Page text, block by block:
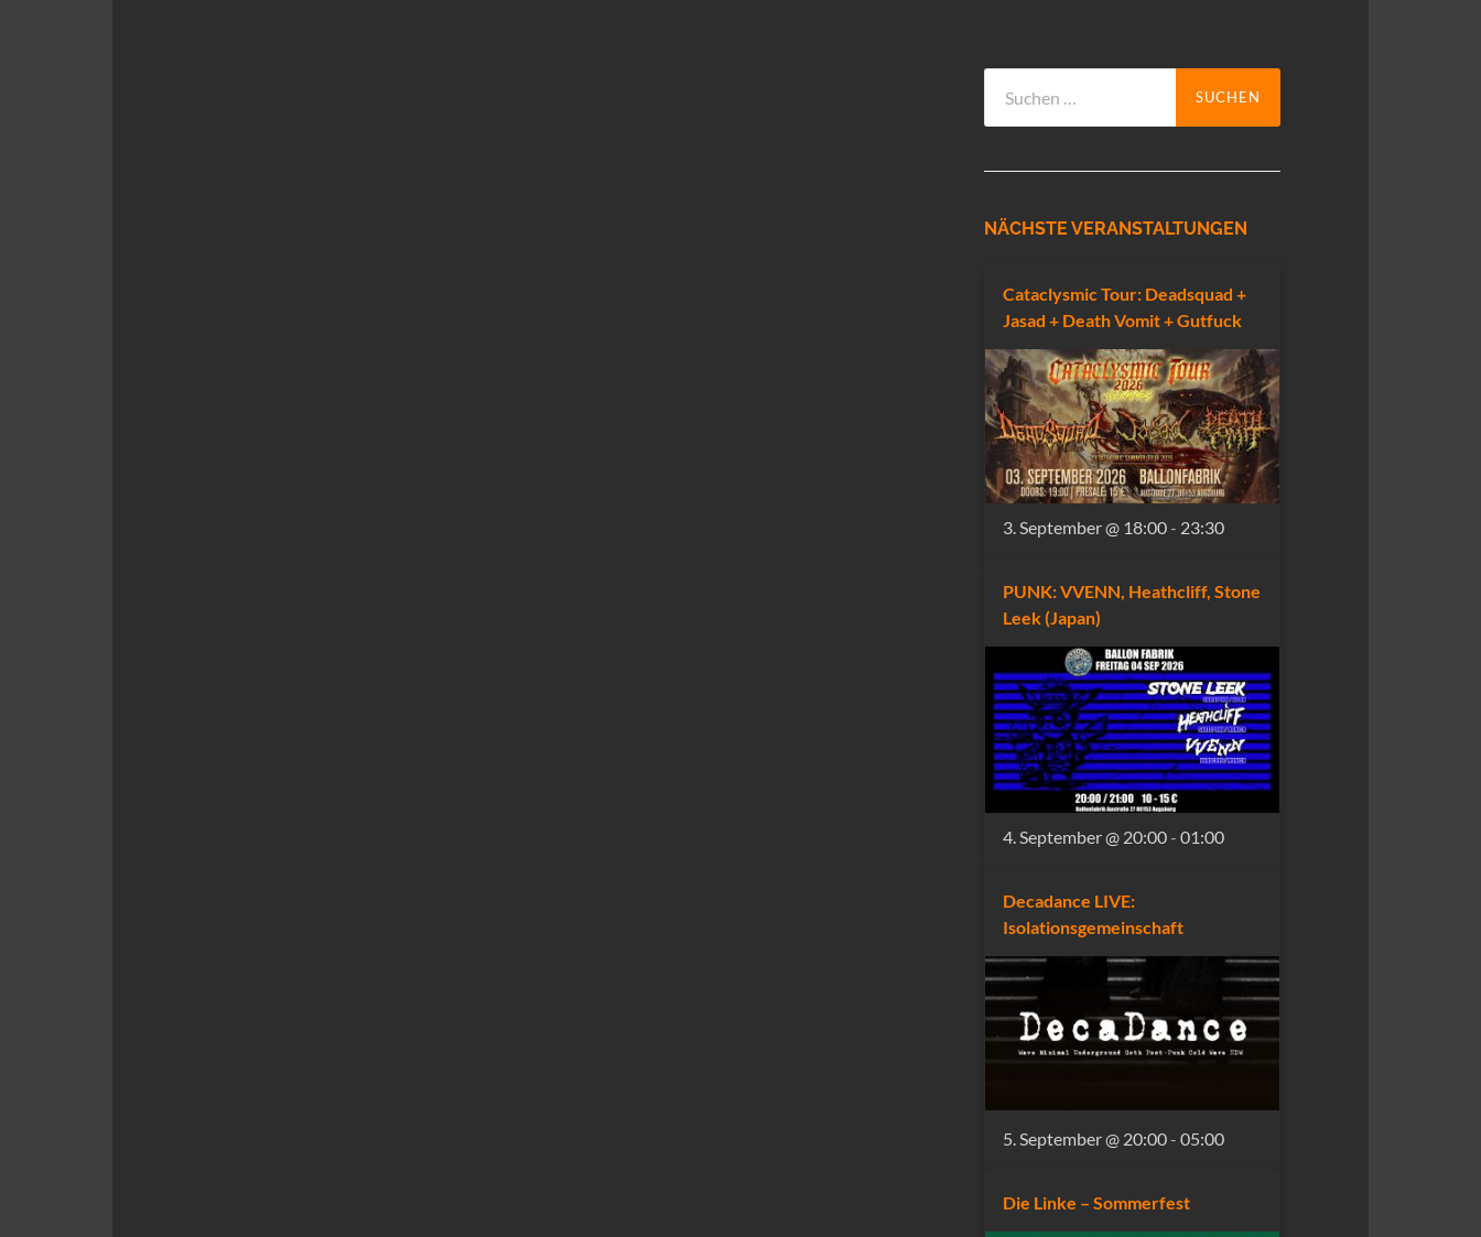
nach:
NÄCHSTE VERANSTALTUNGEN
Cataclysmic Tour: Deadsquad +
Jasad + Death Vomit + Gutfuck
3. September @ 18:00- 23:30
PUNK: VVENN, Heathcliff, Stone
Leek (Japan)
4. September @ 20:00- 01:00
Decadance LIVE:
Isolationsgemeinschaft
5. September @ 20:00- 05:00
Die Linke – Sommerfest